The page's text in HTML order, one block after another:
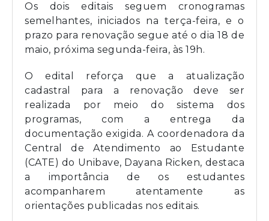
Os dois editais seguem cronogramas
semelhantes, iniciados na terça-feira, e o
prazo para renovação segue até o dia 18 de
maio, próxima segunda-feira, às 19h.
O edital reforça que a atualização
cadastral para a renovação deve ser
realizada por meio do sistema dos
programas, com a entrega da
documentação exigida. A coordenadora da
Central de Atendimento ao Estudante
(CATE) do Unibave, Dayana Ricken, destaca
a importância de os estudantes
acompanharem atentamente as
orientações publicadas nos editais.